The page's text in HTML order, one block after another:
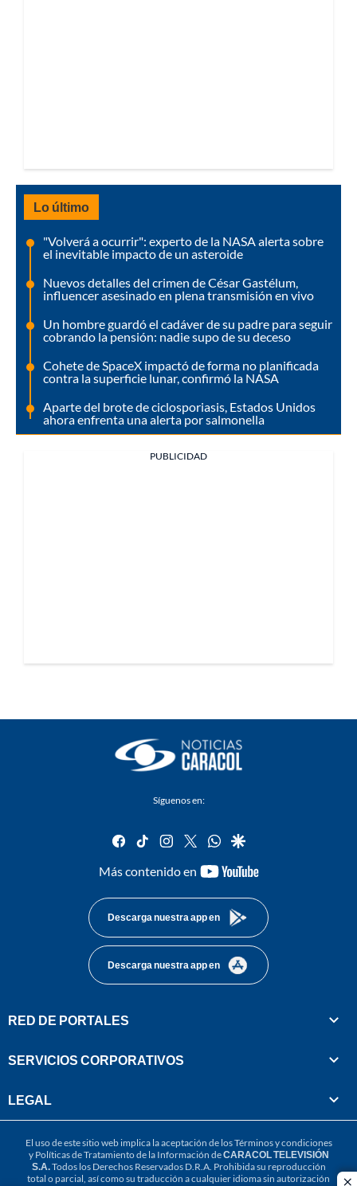
Lo último
"Volverá a ocurrir": experto de la NASA alerta sobre
el inevitable impacto de un asteroide
Nuevos detalles del crimen de César Gastélum,
influencer asesinado en plena transmisión en vivo
Un hombre guardó el cadáver de su padre para seguir
cobrando la pensión: nadie supo de su deceso
Cohete de SpaceX impactó de forma no planificada
contra la superficie lunar, confirmó la NASA
Aparte del brote de ciclosporiasis, Estados Unidos
ahora enfrenta una alerta por salmonella
PUBLICIDAD
Síguenos en:
facebook
tiktok instagram
twitterwhatsapp
google
Más contenido en
youtube-
Descarga nuestra app en
Descarga nuestra app en
RED DE PORTALES
SERVICIOS CORPORATIVOS
LEGAL
El uso de este sitio web implica la aceptación de losTérminos y condiciones
y Políticas de Tratamiento de la Información deCARACOL TELEVISIÓN
S.A.Todos los Derechos Reservados D.R.A. Prohibida su reproducción
total o parcial, así como su traducción a cualquier idioma sin autorización